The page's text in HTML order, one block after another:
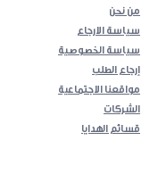
من نحن
سياسة الارجاع
سياسة الخصوصية
إرجاع الطلب
مواقعنا الاجتماعية
الشركات
قسائم الهدايا